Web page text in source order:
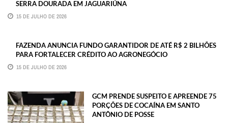
SERRA DOURADA EM JAGUARIÚNA
15 DE JULHO DE 2026
FAZENDA ANUNCIA FUNDO GARANTIDOR DE ATÉ R$ 2 BILHÕES
PARA FORTALECER CRÉDITO AO AGRONEGÓCIO
15 DE JULHO DE 2026
GCM PRENDE SUSPEITO E APREENDE 75
PORÇÕES DE COCAÍNA EM SANTO
ANTÔNIO DE POSSE